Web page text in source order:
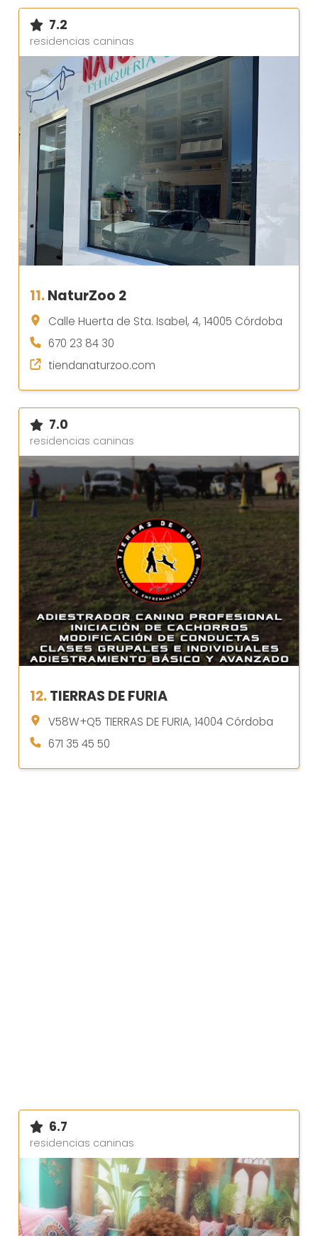
7.2
residencias caninas
11.NaturZoo 2
Calle Huerta de Sta. Isabel, 4, 14005 Córdoba
670 23 84 30
tiendanaturzoo.com
7.0
residencias caninas
12.TIERRAS DE FURIA
V58W+Q5 TIERRAS DE FURIA, 14004 Córdoba
671 35 45 50
6.7
residencias caninas